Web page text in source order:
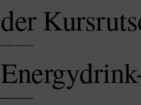
der